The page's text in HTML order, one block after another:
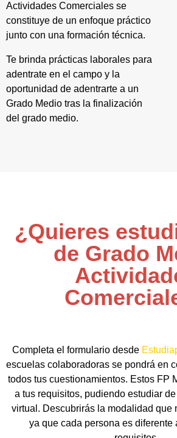
Actividades Comerciales se
constituye de un enfoque práctico
junto con una formación técnica.
Te brinda prácticas laborales para
adentrate en el campo y la
oportunidad de adentrarte a un
Grado Medio tras la finalización
del grado medio.
¿Quieres
de Grado
Completa el formulario desde
escuelas colaboradoras se pondrá en
todos tus cuestionamientos. Estos FP
a tus requisitos, pudiendo estudiar
virtual. Descubrirás la modalidad que
ya que cada persona es diferente